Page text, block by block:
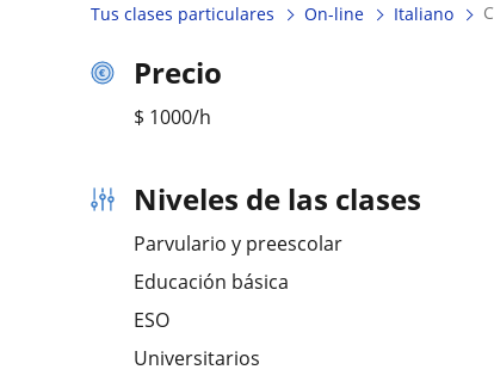
Tus clases particulares On-line Italiano
Precio
$ 1000/h
Niveles de las clases
Parvulario y preescolar
Educación básica
ESO
Universitarios